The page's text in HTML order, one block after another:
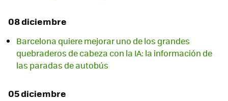
08 diciembre
Barcelona quiere mejorar uno de los grandes
quebraderos de cabeza con la IA: la información de
las paradas de autobús
05 diciembre